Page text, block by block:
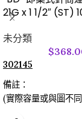
21G x 1 1/2″ (ST)
未分類
$
302145
備註：
(實際容量或與圖不